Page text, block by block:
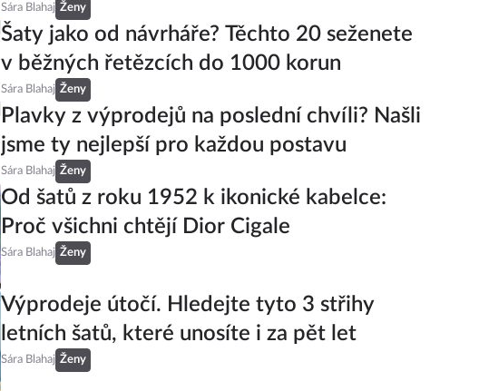
Sára Blahaj Ženy
Šaty jako od návrháře? Těchto 20 seženete
v běžných řetězcích do 1000 korun
Sára Blahaj Ženy
Plavky z výprodejů na poslední chvíli? Našli
jsme ty nejlepší pro každou postavu
Sára Blahaj Ženy
Od šatů z roku 1952 k ikonické kabelce:
Proč všichni chtějí Dior Cigale
Sára Blahaj Ženy
Výprodeje útočí. Hledejte tyto 3 střihy
letních šatů, které unosíte i za pět let
Sára Blahaj Ženy